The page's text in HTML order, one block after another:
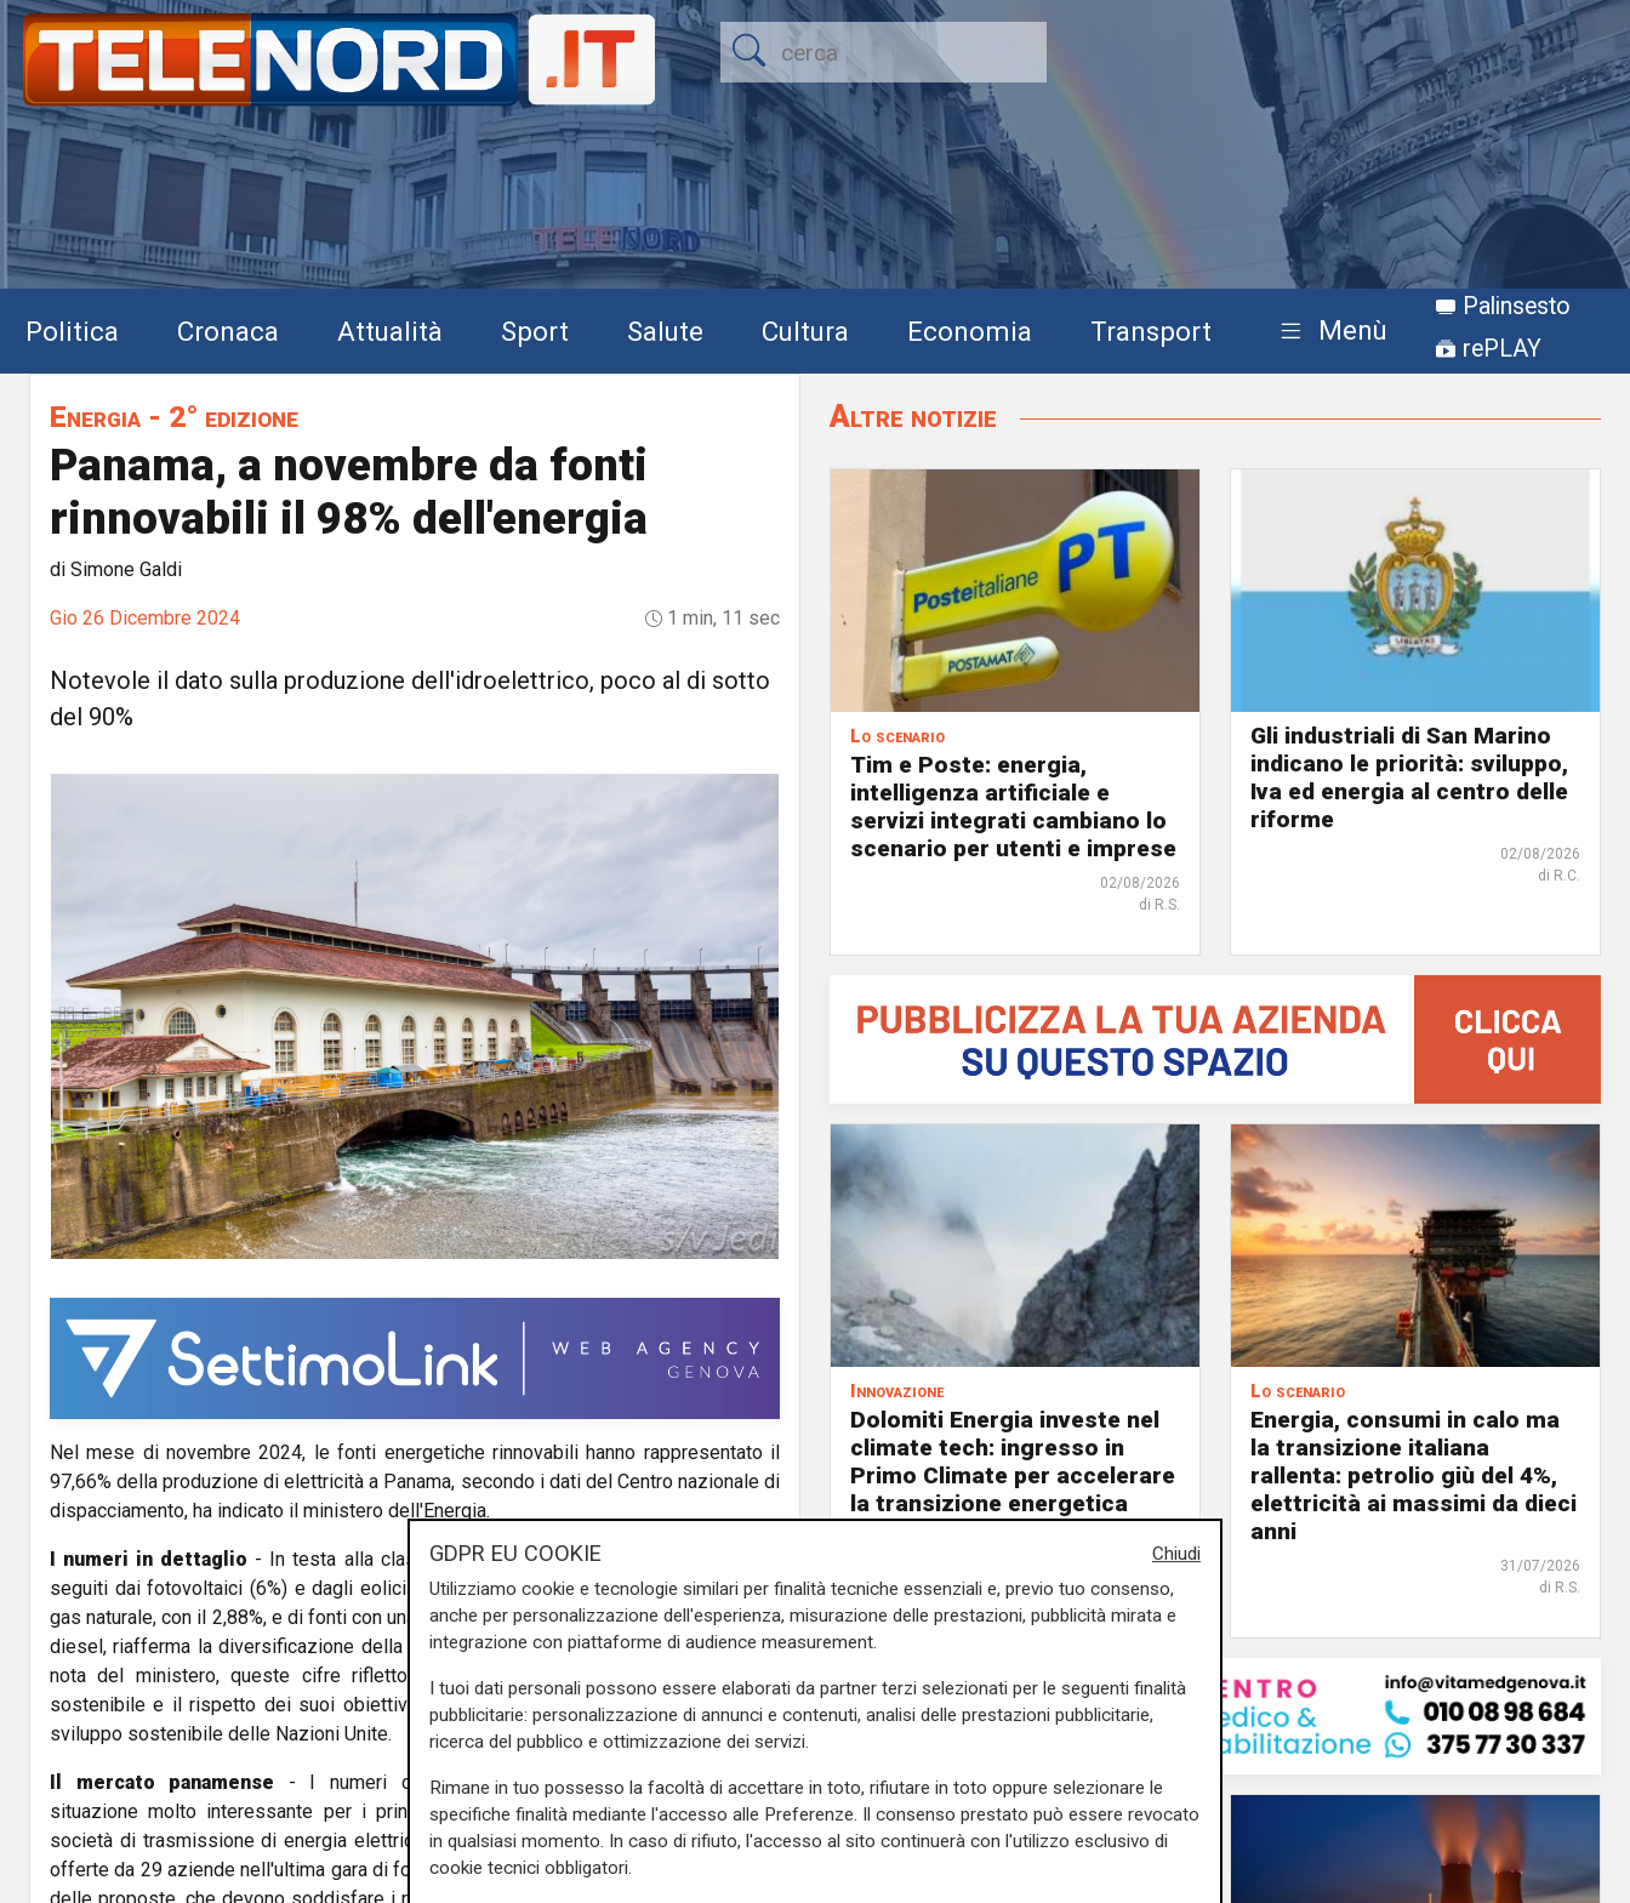
Politica Cronaca Attualità Sport Salute Cultura Economia Transport Menù
Palinsesto
rePLAY
Energia - 2° edizione
Panama, a novembre da fonti
rinnovabili il 98% dell'energia
di Simone Galdi
Gio 26 Dicembre 2024 1 min, 11 sec
Notevole il dato sulla produzione dell'idroelettrico, poco al di sotto
del 90%
Nel mese di novembre 2024, le fonti energetiche rinnovabili hanno rappresentato il
97,66% della produzione di elettricità a Panama, secondo i dati del Centro nazionale di
dispacciamento, ha indicato il ministero dell'Energia.
I numeri in dettaglio - In testa alla classifica gli impianti idroelettrici, con l'88,3%,
seguiti dai fotovoltaici (6%) e dagli eolici (1,86%). Il contributo di tecnologie come il
gas naturale, con il 2,88%, e di fonti con una partecipazione minore, come il gasolio e il
diesel, riafferma la diversificazione della matrice energetica panamense. Secondo la
nota del ministero, queste cifre riflettono l'impegno di Panama per lo sviluppo
sostenibile e il rispetto dei suoi obiettivi climatici internazionali, compresi quelli di
sviluppo sostenibile delle Nazioni Unite.
Il mercato panamense - I numeri del ministero dell'energia certificano una
situazione molto interessante per i principali player del settore. In particolare, la
società di trasmissione di energia elettrica statale di Panama, Etesa, ha ricevuto 42
offerte da 29 aziende nell'ultima gara di fornitura di energia elettrica. La maggior parte
Altre notizie
Lo scenario
Tim e Poste: energia,
intelligenza artificiale e
servizi integrati cambiano lo
scenario per utenti e imprese
02/08/2026
di R.S.
Gli industriali di San Marino
indicano le priorità: sviluppo,
Iva ed energia al centro delle
riforme
02/08/2026
di R.C.
Innovazione
Dolomiti Energia investe nel
climate tech: ingresso in
Primo Climate per accelerare
la transizione energetica
di R.S.
Lo scenario
Energia, consumi in calo ma
la transizione italiana
rallenta: petrolio giù del 4%,
elettricità ai massimi da dieci
anni
31/07/2026
di R.S.
Chiudi
GDPR EU COOKIE
Utilizziamo cookie e tecnologie similari per finalità tecniche essenziali e, previo tuo consenso,
anche per personalizzazione dell'esperienza, misurazione delle prestazioni, pubblicità mirata e
integrazione con piattaforme di audience measurement.
I tuoi dati personali possono essere elaborati da partner terzi selezionati per le seguenti finalità
pubblicitarie: personalizzazione di annunci e contenuti, analisi delle prestazioni pubblicitarie,
ricerca del pubblico e ottimizzazione dei servizi.
Rimane in tuo possesso la facoltà di accettare in toto, rifiutare in toto oppure selezionare le
specifiche finalità mediante l'accesso alle Preferenze. Il consenso prestato può essere revocato
in qualsiasi momento. In caso di rifiuto, l'accesso al sito continuerà con l'utilizzo esclusivo di
cookie tecnici obbligatori.